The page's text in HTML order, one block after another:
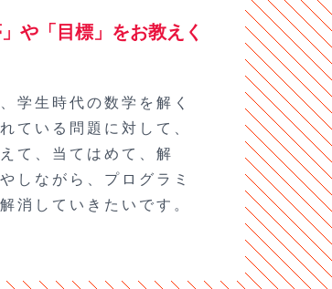
や「目標」をお教えく
学生時代の数学を解く
ている問題に対して、
て、当てはめて、解
しながら、プログラミ
消していきたいです。